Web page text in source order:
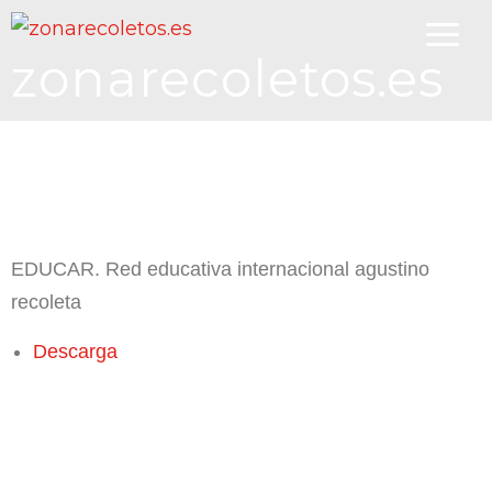
EDUCAR. Red educativa internacional agustino
recoleta
Descarga